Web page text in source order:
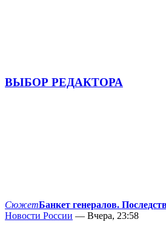
ВЫБОР РЕДАКТОРА
СюжетБанкет генералов.
Новости России — Вчера, 23:58